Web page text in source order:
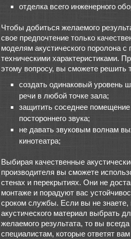
отделка всего инженерного
Чтобы добиться желаемого
свое предпочтение только
моделям акустического поролона
техническими характеристиками.
этому вопросу, вы сможете решить
создать одинаковый уровень
речи в любой точке зала;
защитить соседнее помещение
постороннего звука;
не давать звуковым волнам
кинотеатра;
Выбирая качественные
производителя вы сможете
стенах и перекрытиях. Они не
монтаже и порадуют вас
сроком службы. Если вы не знаете,
акустического материал выбрать
желаемого результата, то вы
специалистам, которые ответят